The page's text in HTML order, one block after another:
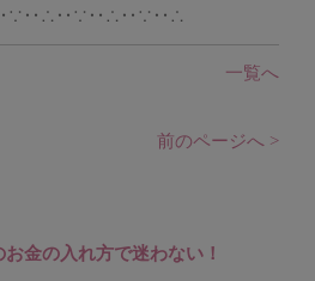
一覧へ
前のページへ >
金の入れ方で迷わない！